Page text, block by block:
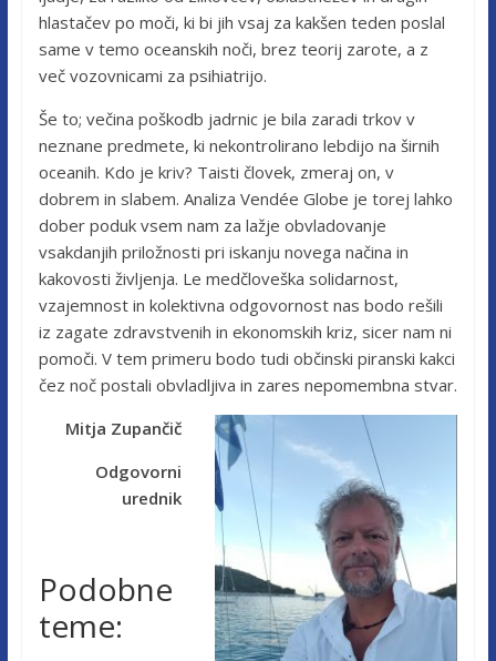
hlastačev po moči, ki bi jih vsaj za kakšen teden poslal
same v temo oceanskih noči, brez teorij zarote, a z
več vozovnicami za psihiatrijo.
Še to; večina poškodb jadrnic je bila zaradi trkov v
neznane predmete, ki nekontrolirano lebdijo na širnih
oceanih. Kdo je kriv? Taisti človek, zmeraj on, v
dobrem in slabem. Analiza Vendée Globe je torej lahko
dober poduk vsem nam za lažje obvladovanje
vsakdanjih priložnosti pri iskanju novega načina in
kakovosti življenja. Le medčloveška solidarnost,
vzajemnost in kolektivna odgovornost nas bodo rešili
iz zagate zdravstvenih in ekonomskih kriz, sicer nam ni
pomoči. V tem primeru bodo tudi občinski piranski kakci
čez noč postali obvladljiva in zares nepomembna stvar.
Mitja Zupančič
Odgovorni
urednik
Podobne
teme: